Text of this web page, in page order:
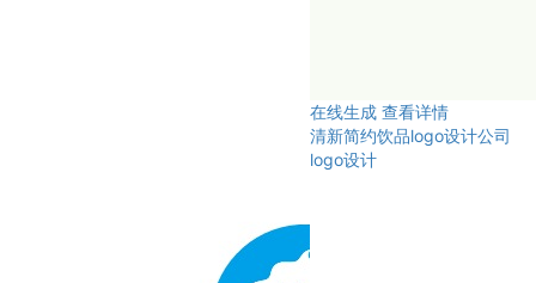
在线生成 查看详情
清新简约饮品logo设计公司
logo设计